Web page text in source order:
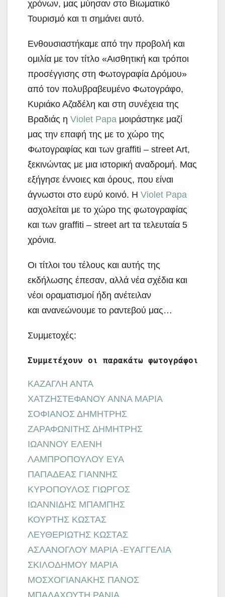
χρόνων, μας μύησαν στο Βιωματικό
Τουρισμό και τι σημάνει αυτό.
Ενθουσιαστήκαμε από την προβολή και
ομιλία με τον τίτλο «Αισθητική και τρόποι
προσέγγισης στη Φωτογραφία Δρόμου»
από τον πολυβραβευμένο Φωτογράφο,
Κυριάκο Αζαδέλη και στη συνέχεια της
Βραδιάς η Violet Papa μοιράστηκε μαζί
μας την επαφή της με το χώρο της
Φωτογραφίας και των graffiti – street Art,
ξεκινώντας με μια ιστορική αναδρομή. Μας
εξήγησε έννοιες και όρους, που είναι
άγνωστοι στο ευρύ κοινό. Η Violet Papa
ασχολείται με το χώρο της φωτογραφίας
και των graffiti – street art τα τελευταία 5
χρόνια.
Οι τίτλοι του τέλους και αυτής της
εκδήλωσης έπεσαν, αλλά νέα σχέδια και
νέοι οραματισμοί ήδη ανέτειλαν
και ανανεώνουμε το ραντεβού μας…
Συμμετοχές:
Συμμετέχουν οι παρακάτω φωτογράφοι
ΚΑΖΑΓΛΗ ΑΝΤΑ
ΧΑΤΖΗΣΤΕΦΑΝΟΥ ΑΝΝΑ ΜΑΡΙΑ
ΣΟΦΙΑΝΟΣ ΔΗΜΗΤΡΗΣ
ΖΑΡΑΦΩΝΙΤΗΣ ΔΗΜΗΤΡΗΣ
ΙΩΑΝΝΟΥ ΕΛΕΝΗ
ΛΑΜΠΡΟΠΟΥΛΟΥ ΕΥΑ
ΠΑΠΑΔΕΑΣ ΓΙΑΝΝΗΣ
ΚΥΡΟΠΟΥΛΟΣ ΓΙΩΡΓΟΣ
ΙΩΑΝΝΙΔΗΣ ΜΠΑΜΠΗΣ
ΚΟΥΡΤΗΣ ΚΩΣΤΑΣ
ΛΕΥΘΕΡΙΩΤΗΣ ΚΩΣΤΑΣ
ΑΣΛΑΝΟΓΛΟΥ ΜΑΡΙΑ -ΕΥΑΓΓΕΛΙΑ
ΣΚΙΛΟΔΗΜΟΥ ΜΑΡΙΑ
ΜΟΣΧΟΓΙΑΝΑΚΗΣ ΠΑΝΟΣ
ΜΠΑΛΑΧΟΥΤΗ ΡΑΝΙΑ